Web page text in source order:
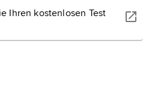
Ihren kostenlosen Test